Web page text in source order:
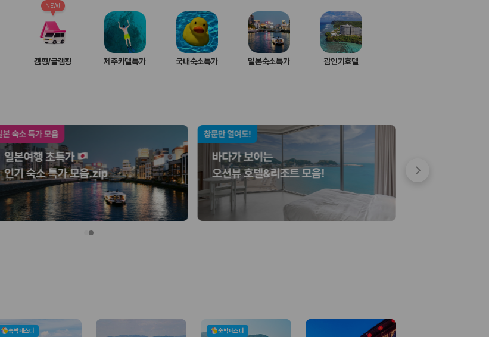
.
보상 한도, 옵션 비용, 취소 수수료를 함께 확인해야 실제로 저렴한 차량을 고를 수 있습니다.
가격과 함께 보험 조건을 비교해 여행 스타일에 맞는 보장 수준을 선택할 수 있습니다.
에서 렌트카 사무실까지의 이동 조건을 가격과 함께 비교하는 것이 좋습니다.
교하는 것이 좋습니다.
캠핑/글램핑
NEW!
제주카텔특가 국내숙소특가 일본숙소특가 괌인기호텔
숙박페스타 숙박페스타